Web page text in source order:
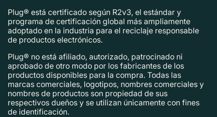
Plug® está certificado según R2v3, el estándar y
programa de certificación global más ampliamente
adoptado en la industria para el reciclaje responsable
de productos electrónicos.
Plug® no está afiliado, autorizado, patrocinado ni
aprobado de otro modo por los fabricantes de los
productos disponibles para la compra. Todas las
marcas comerciales, logotipos, nombres comerciales y
nombres de productos son propiedad de sus
respectivos dueños y se utilizan únicamente con fines
de identificación.